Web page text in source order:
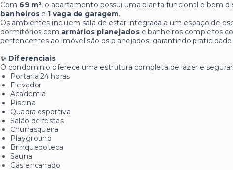
Com 69 m², o apartamento possui uma planta funcional e bem
banheiros e 1 vaga de garagem.
Os ambientes incluem sala de estar integrada a um espaço de
dormitórios com armários planejados e banheiros completos
pertencentes ao imóvel são os planejados, garantindo
✨ Diferenciais
O condomínio oferece uma estrutura completa de lazer e
Portaria 24 horas
Elevador
Academia
Piscina
Quadra esportiva
Salão de festas
Churrasqueira
Playground
Brinquedoteca
Sauna
Gás encanado